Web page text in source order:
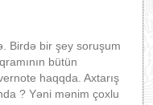
Birdə bir şey soruşum
bütün
haqqda. Axtarış
? Yəni mənim çoxlu